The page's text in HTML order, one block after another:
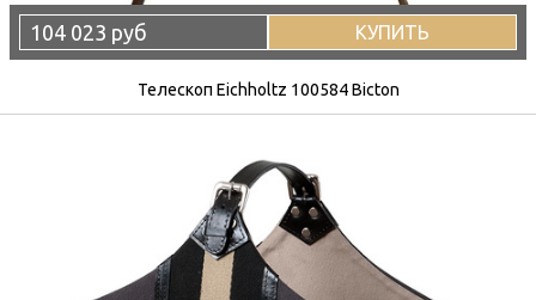
104 023 руб КУПИТЬ
Телескоп Eichholtz 100584 Bicton